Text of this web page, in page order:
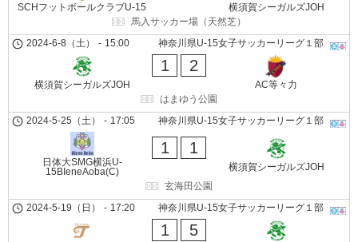
SCHフットボールクラブU-15
横須賀シーガルズJOH
馬入サッカー場（天然芝）
神奈川県U-15女子サッカーリーグ１部
2024-6-8（土） - 15:00
横須賀シーガルズJOH
1 2
AC等々力
はまゆう公園
神奈川県U-15女子サッカーリーグ１部
2024-5-25（土） - 17:05
日体大SMG横浜U-
15BIeneAoba(C)
1 1
横須賀シーガルズJOH
玄海田公園
神奈川県U-15女子サッカーリーグ１部
2024-5-19（日） - 17:20
1 5